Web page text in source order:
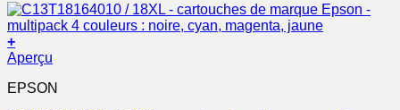
+
Aperçu
EPSON